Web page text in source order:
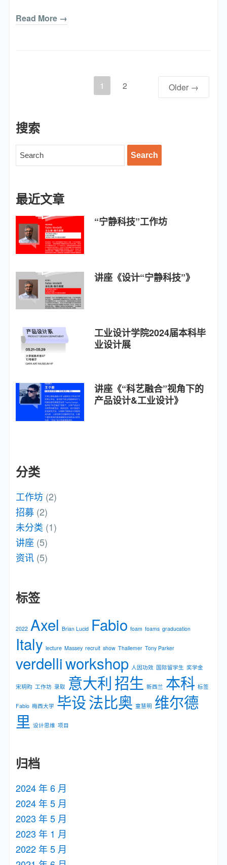
Read More →
1 2 Older →
搜索
最近文章
“宁静科技”工作坊
讲座《设计“宁静科技”》
工业设计学院2024届本科毕
业设计展
讲座《“科艺融合”视角下的
产品设计&工业设计》
分类
工作坊 (2)
招募 (2)
未分类 (1)
讲座 (5)
资讯 (5)
标签
2022 Axel Brian Lucid Fabio foam foams graducation
Italy lecture Massey recruit show Thallemer Tony Parker
verdelliworkshop 人因功效 国际留学生 奖学金
宋玥昀 工作坊 录取 意大利招生 新⻄兰 本科 标签
Fabio 梅⻄⼤学 毕设法比奥 童慧明 维尔德
里 设计思维 项目
归档
2024 年 6 月
2024 年 5 月
2023 年 5 月
2023 年 1 月
2022 年 5 月